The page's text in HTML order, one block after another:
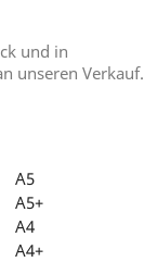
und in
unseren Verkauf.
A5
A5+
A4
A4+